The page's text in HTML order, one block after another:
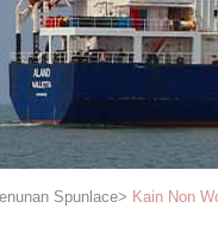
Spunlace> Kain Non